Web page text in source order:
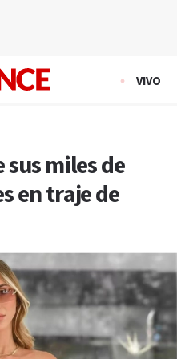
VIVO
miles de
en traje de